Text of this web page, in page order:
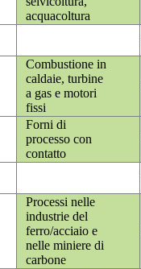
acquacoltura
Combustione in
caldaie, turbine
a gas e motori
fissi
Forni di
processo con
contatto
Processi nelle
industrie del
ferro/acciaio e
nelle miniere di
carbone